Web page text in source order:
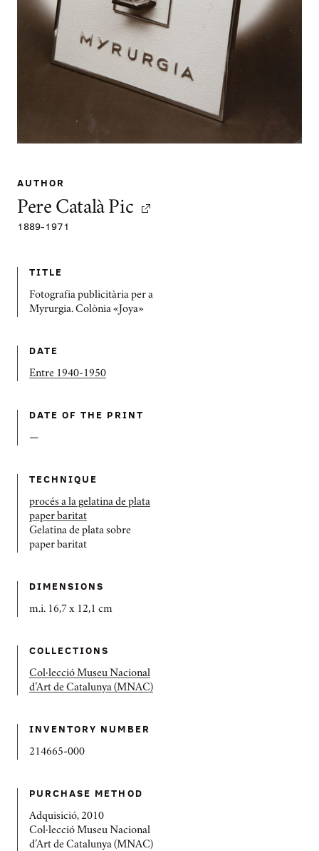
AUTHOR
Pere Català Pic
1889-1971
TITLE
Fotografia publicitària per a
Myrurgia. Colònia «Joya»
DATE
Entre 1940-1950
DATE OF THE PRINT
—
TECHNIQUE
procés a la gelatina de plata
paper baritat
Gelatina de plata sobre
paper baritat
DIMENSIONS
m.i. 16,7 x 12,1 cm
COLLECTIONS
Col·lecció Museu Nacional
d’Art de Catalunya (MNAC)
INVENTORY NUMBER
214665-000
PURCHASE METHOD
Adquisició, 2010
Col·lecció Museu Nacional
d’Art de Catalunya (MNAC)